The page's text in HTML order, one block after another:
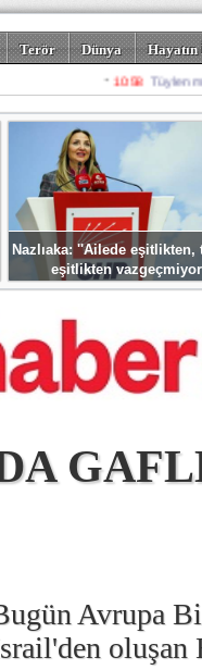
Terör Dünya
Spor Misafir
Nazlıaka: ''Ailede eşitlikten,
eşitlikten
Avrupa
oluşan